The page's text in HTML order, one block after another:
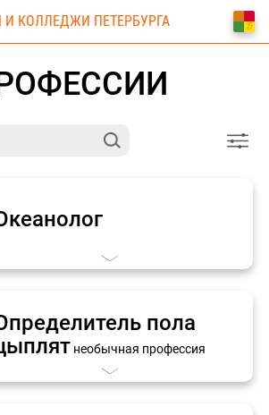
И КОЛЛЕДЖИ ПЕТЕРБУРГА
пола
необычная профессия